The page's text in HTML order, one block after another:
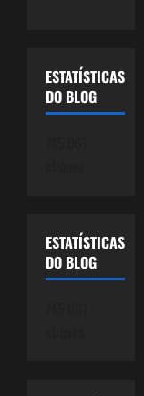
ESTATÍSTICAS
DO BLOG
ESTATÍSTICAS
DO BLOG